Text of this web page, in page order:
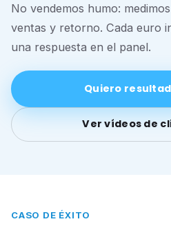
No vendemos humo:
ventas y retorno. Cada euro
una respuesta en el panel.
Quiero
Ver vídeos de
CASO DE ÉXITO